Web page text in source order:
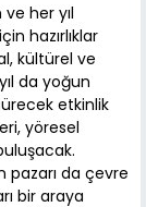
her yıl
hazırlıklar
kültürel ve
da yoğun
etkinlik
yöresel
pazarı da çevre
bir araya